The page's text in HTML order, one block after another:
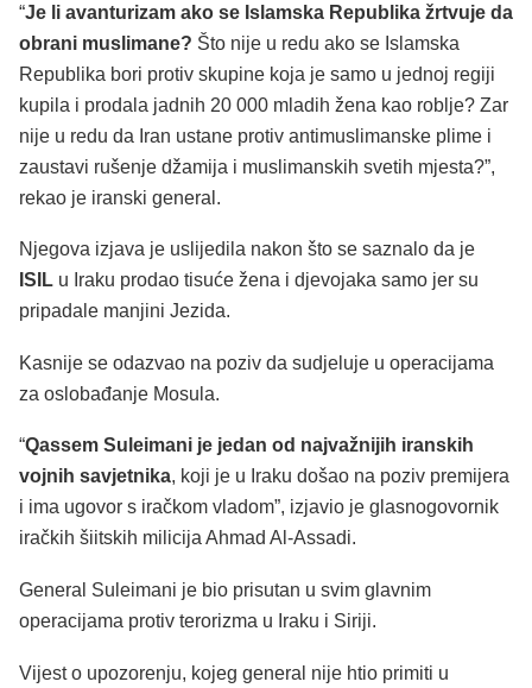
“Je li avanturizam ako se Islamska Republika žrtvuje da
obrani muslimane? Što nije u redu ako se Islamska
Republika bori protiv skupine koja je samo u jednoj regiji
kupila i prodala jadnih 20 000 mladih žena kao roblje? Zar
nije u redu da Iran ustane protiv antimuslimanske plime i
zaustavi rušenje džamija i muslimanskih svetih mjesta?”,
rekao je iranski general.
Njegova izjava je uslijedila nakon što se saznalo da je
ISIL u Iraku prodao tisuće žena i djevojaka samo jer su
pripadale manjini Jezida.
Kasnije se odazvao na poziv da sudjeluje u operacijama
za oslobađanje Mosula.
“Qassem Suleimani je jedan od najvažnijih iranskih
vojnih savjetnika, koji je u Iraku došao na poziv premijera
i ima ugovor s iračkom vladom”, izjavio je glasnogovornik
iračkih šiitskih milicija Ahmad Al-Assadi.
General Suleimani je bio prisutan u svim glavnim
operacijama protiv terorizma u Iraku i Siriji.
Vijest o upozorenju, kojeg general nije htio primiti u